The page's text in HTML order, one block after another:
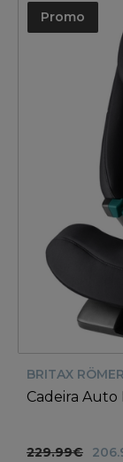
Promo
BRITAX RÖMER
Cadeira Auto
229.99€